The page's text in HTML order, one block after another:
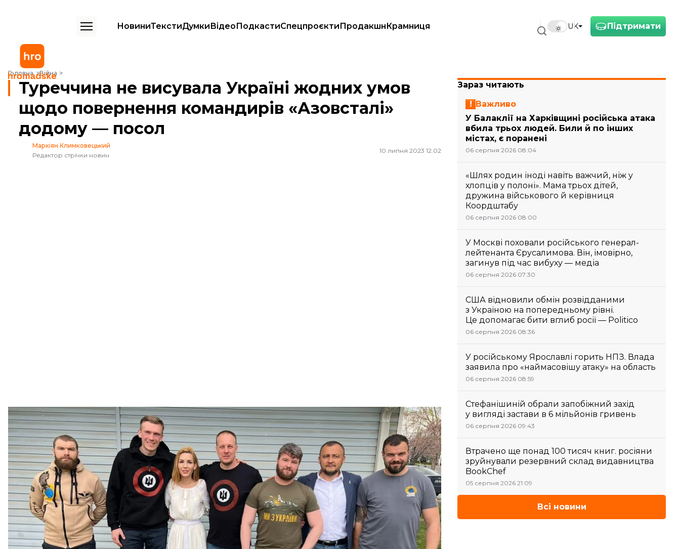
Підтримати
UK
НовиниТекстиДумкиВідеоПодкастиСпецпроєктиПродакшнКрамниця
Головна Війна
Туреччина не висувала Україні жодних умов щодо повернення командирів «Азовсталі» додому — посол
Туреччина не висувала Україні жодних умов
щодо повернення командирів «Азовсталі»
додому — посол
Маркіян Климковецький
Редактор стрічки новин
10 липня 2023 12:02
Посол України в Туреччині Василь Боднар (другий справа) разом із повернутими додому командирами «Азовсталі», 9 липня 2023
року
Facebook / Vasyl Bodnar
Посол України в Туреччині Василь Боднар заявив, що Анкара не висувала Києву жодних умов
стосовно повернення п'ятьох командирів оборони Маріуполя.
Про це Боднарсказавв етері проєкту «Радіо Свобода».
За словами посла, в Анкарі зацікавлені у цій операції, бо в такий спосіб Туреччина посилює свої
позиції на міжнародній арені.
Боднар зазначив, що жодних умов щодо повернення українських військовослужбовців, про які
йому було б відомо, не висувалося. Навпаки — це
«особливість позиції турецької сторони як
медіатора, яка надає так звані добрі послуги для того, щоб сам процес тривав», додав посол.
Зараз читають
Важливо
У Балаклії на Харківщині російська атака
вбила трьох людей. Били й по інших
містах, є поранені
06 серпня 2026 08:04
«Шлях родин іноді навіть важчий, ніж у
хлопців у полоні». Мама трьох дітей,
дружина військового й керівниця
Коордштабу
06 серпня 2026 08:00
У Москві поховали російського генерал-
лейтенанта Єрусалимова. Він, імовірно,
загинув під час вибуху — медіа
06 серпня 2026 07:30
США відновили обмін розвідданими
з Україною на попередньому рівні.
Це допомагає бити вглиб росії — Politico
06 серпня 2026 08:36
У російському Ярославлі горить НПЗ. Влада
заявила про «наймасовішу атаку» на область
06 серпня 2026 08:59
Стефанішиній обрали запобіжний захід
у вигляді застави в 6 мільйонів гривень
06 серпня 2026 09:43
Втрачено ще понад 100 тисяч книг. росіяни
зруйнували резервний склад видавництва
BookChef
05 серпня 2026 21:09
Всі новини